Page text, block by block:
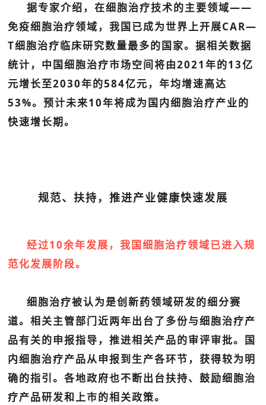
据专家介绍，在细胞治疗技术的主要领域——
免疫细胞治疗领域，我国已成为世界上开展CAR—
T细胞治疗临床研究数量最多的国家。据相关数据
统计，中国细胞治疗市场空间将由2021年的13亿
元增长至2030年的584亿元，年均增速高达
53%。预计未来10年将成为国内细胞治疗产业的
快速增长期。
规范、扶持，推进产业健康快速发展
经过10余年发展，我国细胞治疗领域已进入规
范化发展阶段。
细胞治疗被认为是创新药领域研发的细分赛
道。相关主管部门近两年出台了多份与细胞治疗产
品有关的申报指导，推进相关产品的审评审批。国
内细胞治疗产品从申报到生产各环节，获得较为明
确的指引。各地政府也不断出台扶持、鼓励细胞治
疗产品研发和上市的相关政策。